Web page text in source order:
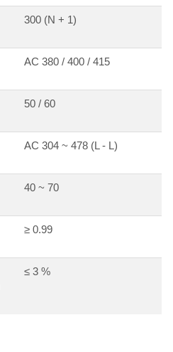
300 (N + 1)
АС 380 / 400 / 415
50 / 60
АС 304 ~ 478 (L - L)
40 ~ 70
≥ 0.99
≤ 3 %